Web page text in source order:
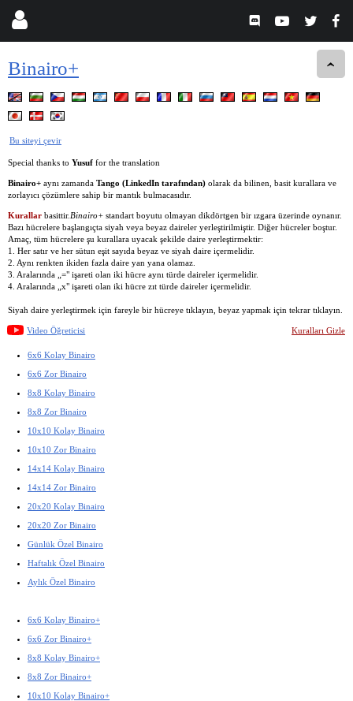
Binairo+
Bu siteyi çevir
Special thanks to Yusuf for the translation
Binairo+ aynı zamanda Tango (LinkedIn tarafından) olarak da bilinen, basit kurallara ve
zorlayıcı çözümlere sahip bir mantık bulmacasıdır.
Kurallar basittir. Binairo+ standart boyutu olmayan dikdörtgen bir ızgara üzerinde oynanır.
Bazı hücrelere başlangıçta siyah veya beyaz daireler yerleştirilmiştir. Diğer hücreler boştur.
Amaç, tüm hücrelere şu kurallara uyacak şekilde daire yerleştirmektir:
1. Her satır ve her sütun eşit sayıda beyaz ve siyah daire içermelidir.
2. Aynı renkten ikiden fazla daire yan yana olamaz.
3. Aralarında „=" işareti olan iki hücre aynı türde daireler içermelidir.
4. Aralarında „x" işareti olan iki hücre zıt türde daireler içermelidir.
Siyah daire yerleştirmek için fareyle bir hücreye tıklayın, beyaz yapmak için tekrar tıklayın.
Video Öğreticisi Kuralları Gizle
6x6 Kolay Binairo
6x6 Zor Binairo
8x8 Kolay Binairo
8x8 Zor Binairo
10x10 Kolay Binairo
10x10 Zor Binairo
14x14 Kolay Binairo
14x14 Zor Binairo
20x20 Kolay Binairo
20x20 Zor Binairo
Günlük Özel Binairo
Haftalık Özel Binairo
Aylık Özel Binairo
6x6 Kolay Binairo+
6x6 Zor Binairo+
8x8 Kolay Binairo+
8x8 Zor Binairo+
10x10 Kolay Binairo+